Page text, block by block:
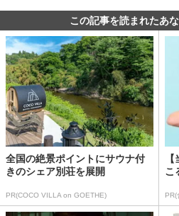
この記事を読まれたあ
全国の絶景ポイントにサウナ付
きのシェア別荘を展開
PR(COCO VILLA on GOETHE)
こ
PR(